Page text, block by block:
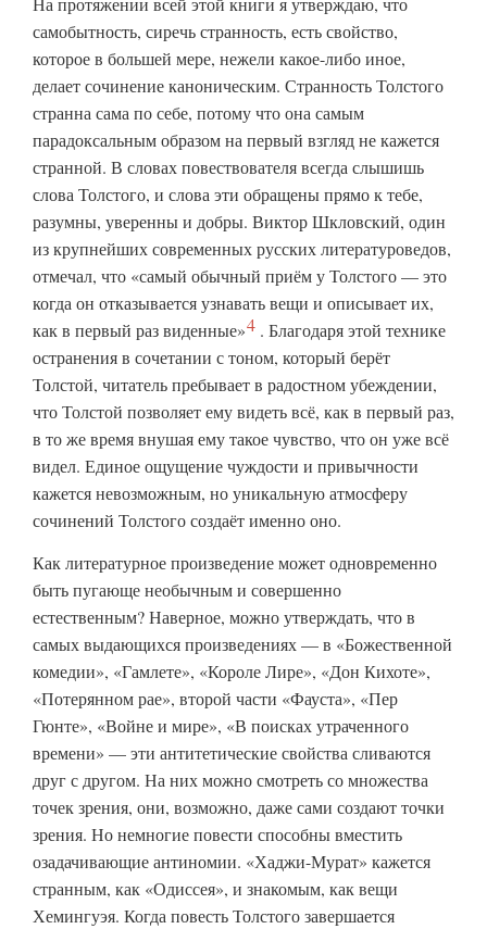
самобытность, сиречь странность, есть свойство,
которое в большей мере, нежели какое-либо иное,
делает сочинение каноническим. Странность Толстого
странна сама по себе, потому что она самым
парадоксальным образом на первый взгляд не кажется
странной. В словах повествователя всегда слышишь
слова Толстого, и слова эти обращены прямо к тебе,
разумны, уверенны и добры. Виктор Шкловский, один
из крупнейших современных русских литературоведов,
отмечал, что «самый обычный приём у Толстого — это
когда он отказывается узнавать вещи и описывает их,
как в первый развиденные»4 . Благодаря этой технике
остранения в сочетании с тоном, который берёт
Толстой, читатель пребывает в радостном убеждении,
что Толстой позволяет ему видеть всё, как в первый раз,
в то же время внушая ему такое чувство, что он уже всё
видел. Единое ощущение чуждости и привычности
кажется невозможным, но уникальную атмосферу
сочинений Толстого создаёт именно оно.
Как литературное произведение может одновременно
быть пугающе необычным и совершенно
естественным? Наверное, можно утверждать, что в
самых выдающихся произведениях — в «Божественной
комедии», «Гамлете», «Короле Лире», «Дон Кихоте»,
«Потерянном рае», второй части «Фауста», «Пер
Гюнте», «Войне и мире», «В поисках утраченного
времени» — эти антитетические свойства сливаются
друг с другом. На них можно смотреть со множества
точек зрения, они, возможно, даже сами создают точки
зрения. Но немногие повести способны вместить
озадачивающие антиномии. «Хаджи-Мурат» кажется
странным, как «Одиссея», и знакомым, как вещи
Хемингуэя. Когда повесть Толстого завершается